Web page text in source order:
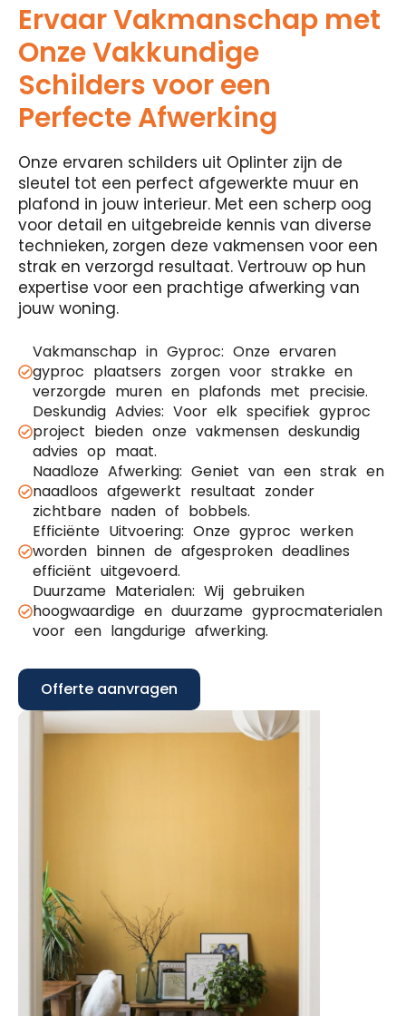
Ervaar Vakmanschap met
Onze Vakkundige
Schilders voor een
Perfecte Afwerking
Onze ervaren schilders uit Oplinter zijn de
sleutel tot een perfect afgewerkte muur en
plafond in jouw interieur. Met een scherp oog
voor detail en uitgebreide kennis van diverse
technieken, zorgen deze vakmensen voor een
strak en verzorgd resultaat. Vertrouw op hun
expertise voor een prachtige afwerking van
jouw woning.
Vakmanschap in Gyproc: Onze ervaren
gyproc plaatsers zorgen voor strakke en
verzorgde muren en plafonds met precisie.
Deskundig Advies: Voor elk specifiek gyproc
project bieden onze vakmensen deskundig
advies op maat.
Naadloze Afwerking: Geniet van een strak en
naadloos afgewerkt resultaat zonder
zichtbare naden of bobbels.
Efficiënte Uitvoering: Onze gyproc werken
worden binnen de afgesproken deadlines
efficiënt uitgevoerd.
Duurzame Materialen: Wij gebruiken
hoogwaardige en duurzame gyprocmaterialen
voor een langdurige afwerking.
Offerte aanvragen